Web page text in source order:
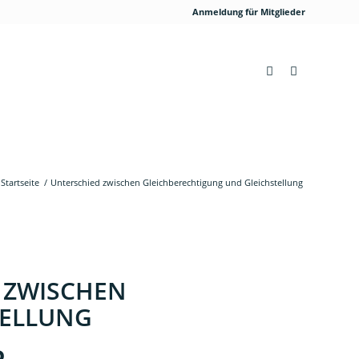
Anmeldung für Mitglieder
Startseite / Unterschied zwischen Gleichberechtigung und Gleichstellung